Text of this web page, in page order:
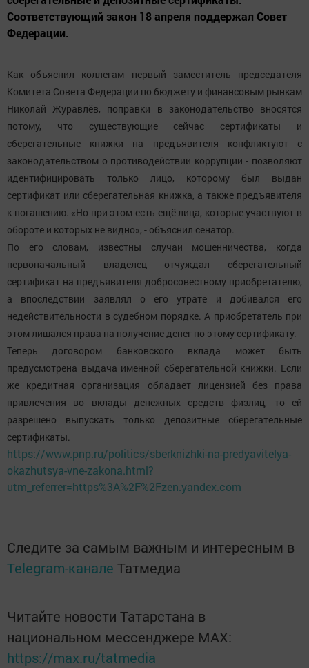
Соответствующий закон 18 апреля поддержал Совет
Федерации.
Как объяснил коллегам первый заместитель председателя
Комитета Совета Федерации по бюджету и финансовым рынкам
Николай Журавлёв, поправки в законодательство вносятся
потому, что существующие сейчас сертификаты и
сберегательные книжки на предъявителя конфликтуют с
законодательством о противодействии коррупции - позволяют
идентифицировать только лицо, которому был выдан
сертификат или сберегательная книжка, а также предъявителя
к погашению. «Но при этом есть ещё лица, которые участвуют в
обороте и которых не видно», - объяснил сенатор.
По его словам, известны случаи мошенничества, когда
первоначальный владелец отчуждал сберегательный
сертификат на предъявителя добросовестному приобретателю,
а впоследствии заявлял о его утрате и добивался его
недействительности в судебном порядке. А приобретатель при
этом лишался права на получение денег по этому сертификату.
Теперь договором банковского вклада может быть
предусмотрена выдача именной сберегательной книжки. Если
же кредитная организация обладает лицензией без права
привлечения во вклады денежных средств физлиц, то ей
разрешено выпускать только депозитные сберегательные
сертификаты.
https://www.pnp.ru/politics/sberknizhki-na-predyavitelya-
okazhutsya-vne-zakona.html?
utm_referrer=https%3A%2F%2Fzen.yandex.com
Следите за самым важным и интересным в
Telegram-канале Татмедиа
Читайте новости Татарстана в
национальном мессенджере MАХ:
https://max.ru/tatmedia